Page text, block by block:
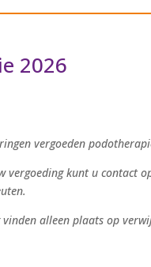
2026
vergoeden
vergoeding kunt u contact
vinden alleen plaats op